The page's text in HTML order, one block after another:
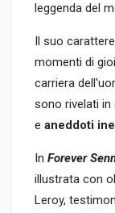
leggenda del
Il suo
momenti di
carriera
sono rivelati
e aneddoti
In Forever
illustrata con
Leroy,